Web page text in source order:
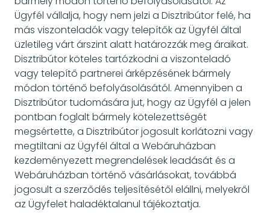
Ügyfél vállalja, hogy nem jelzi a Disztribútor felé, ha
más viszonteladók vagy telepítők az Ügyfél által
üzletileg várt árszint alatt határozzák meg áraikat.
Disztribútor köteles tartózkodni a viszonteladó
vagy telepítő partnerei árképzésének bármely
módon történő befolyásolásától. Amennyiben a
Disztribútor tudomására jut, hogy az Ügyfél a jelen
pontban foglalt bármely kötelezettségét
megsértette, a Disztribútor jogosult korlátozni vagy
megtiltani az Ügyfél által a Webáruházban
kezdeményezett megrendelések leadását és a
Webáruházban történő vásárlásokat, továbbá
jogosult a szerződés teljesítésétől elállni, melyekről
az Ügyfelet haladéktalanul tájékoztatja.